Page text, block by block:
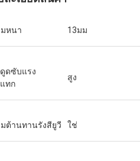
หนา 13มม
ดซับแรง
ทก
สูง
ต้านทานรังสียูวี ใช่